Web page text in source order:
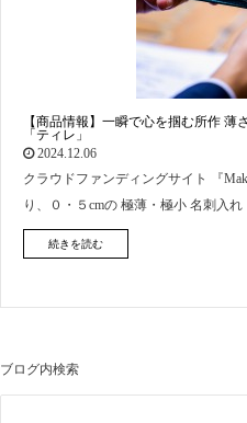
【商品情報】一瞬で心を掴む所作 薄
「ティレ」
2024.12.06
クラウドファンディングサイト 『
り、０・５cmの 極薄・極小 名刺入
続きを読む
ブログ内検索